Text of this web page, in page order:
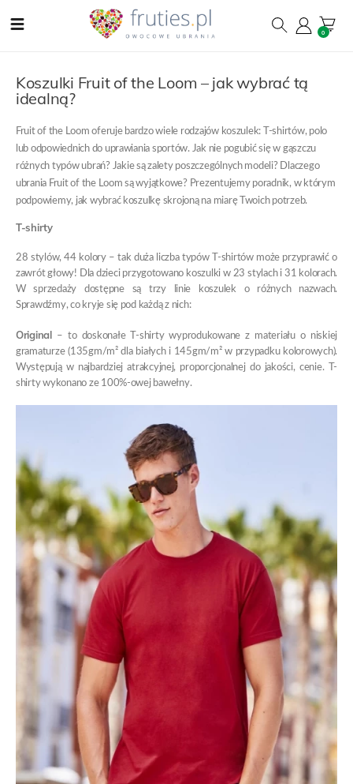
0
Koszulki Fruit of the Loom – jak wybrać tą
idealną?
Fruit of the Loom oferuje bardzo wiele rodzajów koszulek: T-shirtów, polo
lub odpowiednich do uprawiania sportów. Jak nie pogubić się w gąszczu
różnych typów ubrań? Jakie są zalety poszczególnych modeli? Dlaczego
ubrania Fruit of the Loom są wyjątkowe? Prezentujemy poradnik, w którym
podpowiemy, jak wybrać koszulkę skrojoną na miarę Twoich potrzeb.
T-shirty
28 stylów, 44 kolory – tak duża liczba typów T-shirtów może przyprawić o
zawrót głowy! Dla dzieci przygotowano koszulki w 23 stylach i 31 kolorach.
W sprzedaży dostępne są trzy linie koszulek o różnych nazwach.
Sprawdźmy, co kryje się pod każdą z nich:
Original – to doskonałe T-shirty wyprodukowane z materiału o niskiej
gramaturze (135gm/m² dla białych i 145gm/m² w przypadku kolorowych).
Występują w najbardziej atrakcyjnej, proporcjonalnej do jakości, cenie. T-
shirty wykonano ze 100%-owej bawełny.